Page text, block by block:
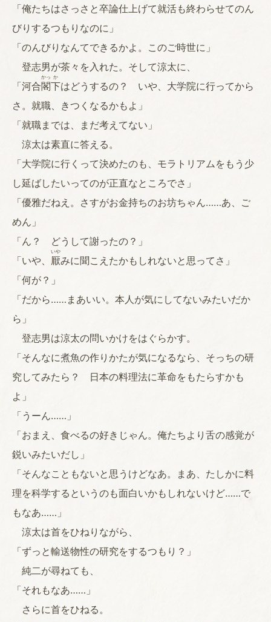
「俺たちはさっさと卒論仕上げて就活も終わらせてのん
びりするつもりなのに」
「のんびりなんてできるかよ。このご時世に」
登志男が茶々を入れた。そして涼太に、
「河合閣
かっ
下
か
はどうするの？ いや、大学院に行ってから
さ。就職、きつくなるかもよ」
「就職までは、まだ考えてない」
涼太は素直に答える。
「大学院に行くって決めたのも、モラトリアムをもう少
し延ばしたいってのが正直なところでさ」
「優雅だねえ。さすがお金持ちのお坊ちゃん……あ、ご
めん」
「ん？ どうして謝ったの？」
「いや、 厭
いや
みに聞こえたかもしれないと思ってさ」
「何が？」
「だから……まあいい。本人が気にしてないみたいだか
ら」
登志男は涼太の問いかけをはぐらかす。
「そんなに煮魚の作りかたが気になるなら、そっちの研
究してみたら？ 日本の料理法に革命をもたらすかも
よ」
「うーん……」
「おまえ、食べるの好きじゃん。俺たちより舌の感覚が
鋭いみたいだし」
「そんなこともないと思うけどなあ。まあ、たしかに料
理を科学するというのも面白いかもしれないけど……で
もなあ……」
涼太は首をひねりながら、
「ずっと輸送物性の研究をするつもり？」
純二が尋ねても、
「それもなあ……」
さらに首をひねる。